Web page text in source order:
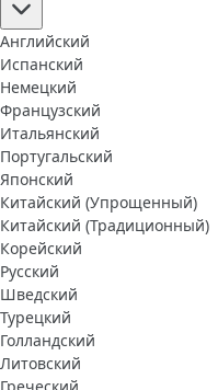
Английский
Испанский
Немецкий
Французский
Итальянский
Португальский
Японский
Китайский (Упрощенный)
Китайский (Традиционный)
Корейский
Русский
Шведский
Турецкий
Голландский
Литовский